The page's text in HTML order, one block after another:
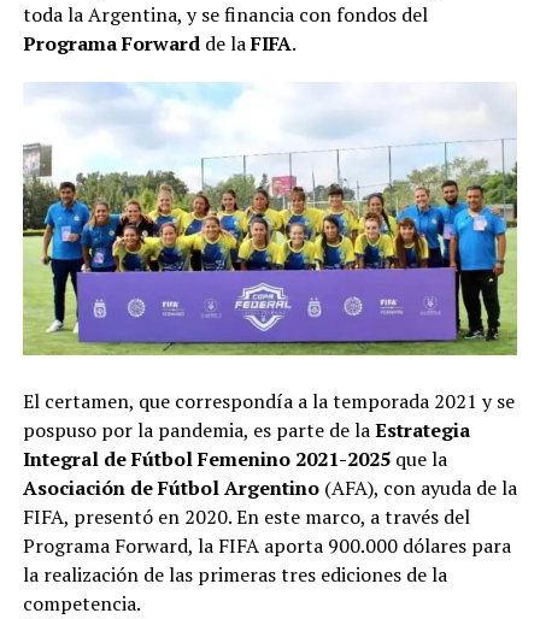
toda la Argentina, y se financia con fondos del
Programa Forwardde laFIFA.
El certamen, que correspondía a la temporada 2021 y se
pospuso por la pandemia, es parte de laEstrategia
Integral de Fútbol Femenino 2021-2025que la
Asociación de Fútbol Argentino(AFA), con ayuda de la
FIFA, presentó en 2020. En este marco, a través del
Programa Forward, la FIFA aporta 900.000 dólares para
la realización de las primeras tres ediciones de la
competencia.